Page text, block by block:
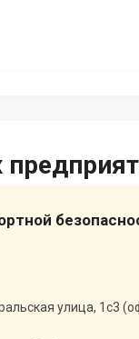
улица, 1с3